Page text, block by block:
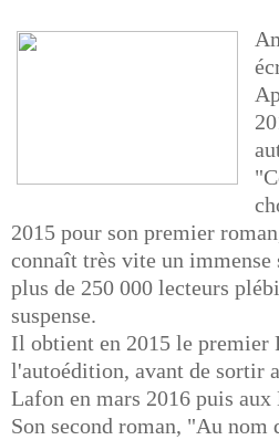
2015 pour son premier
connaît très vite un immense
plus de 250 000 lecteurs
suspense.
Il obtient en 2015 le premier
l'autoédition, avant de sortir
Lafon en mars 2016 puis aux
Son second roman, "Au nom